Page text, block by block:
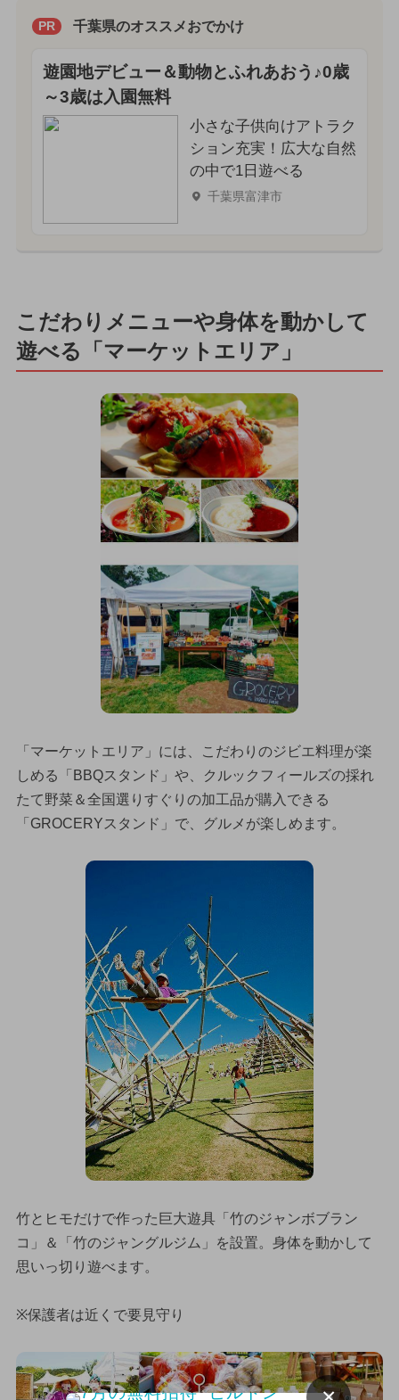
PR 千葉県のオススメおでかけ
遊園地デビュー＆動物とふれあおう♪0歳
～3歳は入園無料
小さな子供向けアトラク
ション充実！広大な自然
の中で1日遊べる
千葉県富津市
こだわりメニューや身体を動かして
遊べる「マーケットエリア」
「マーケットエリア」には、こだわりのジビエ料理が楽
しめる「BBQスタンド」や、クルックフィールズの採れ
たて野菜＆全国選りすぐりの加工品が購入できる
「GROCERYスタンド」で、グルメが楽しめます。
竹とヒモだけで作った巨大遊具「竹のジャンボブラン
コ」＆「竹のジャングルジム」を設置。身体を動かして
思いっ切り遊べます。
※保護者は近くで要見守り